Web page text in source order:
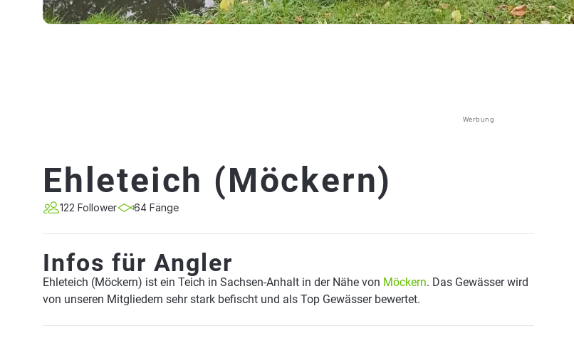
Werbung
Ehleteich (Möckern)
122 Follower 64 Fänge
Infos für Angler
Ehleteich (Möckern) ist ein Teich in Sachsen-Anhalt in der Nähe von Möckern. Das Gewässer wird
von unseren Mitgliedern sehr stark befischt und als Top Gewässer bewertet.